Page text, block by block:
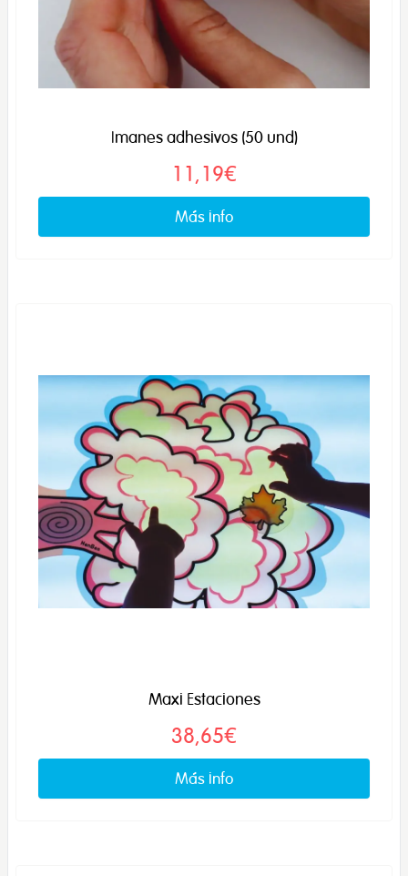
Imanes adhesivos (50 und)
11,19€
Más info
Maxi Estaciones
38,65€
Más info